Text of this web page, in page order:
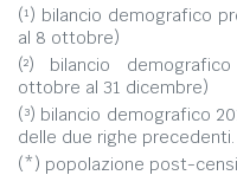
(¹) bilancio demografico
al 8 ottobre)
(²) bilancio
ottobre al 31 dicembre)
(³) bilancio demografico
delle due righe precedenti.
(*) popolazione post-